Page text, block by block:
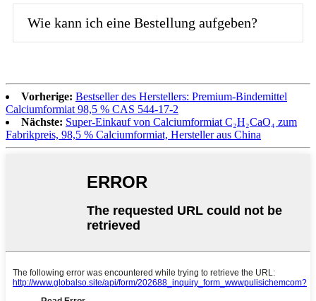
Wie kann ich eine Bestellung aufgeben?
Vorherige: Bestseller des Herstellers: Premium-Bindemittel
Calciumformiat 98,5 % CAS 544-17-2
Nächste: Super-Einkauf von Calciumformiat C₂H₂CaO₄ zum
Fabrikpreis, 98,5 % Calciumformiat, Hersteller aus China